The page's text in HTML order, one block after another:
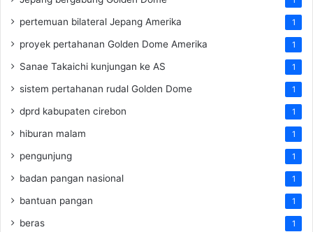
pertemuan bilateral Jepang Amerika 1
proyek pertahanan Golden Dome Amerika 1
Sanae Takaichi kunjungan ke AS 1
sistem pertahanan rudal Golden Dome 1
dprd kabupaten cirebon 1
hiburan malam 1
pengunjung 1
badan pangan nasional 1
bantuan pangan 1
beras 1